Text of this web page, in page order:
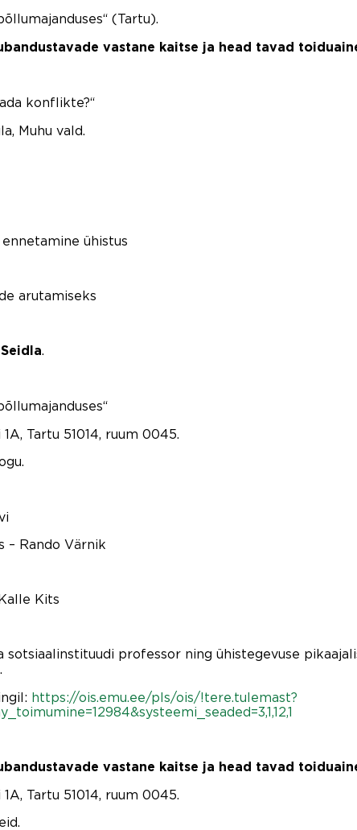
(Tartu).
vastane kaitse ja head tavad
konflikte?“
Muhu vald.
ühistus
arutamiseks
Seidla.
Tartu 51014, ruum 0045.
– Rando Värnik
Kits
sotsiaalinstituudi professor ning ühistegevuse
.
https://ois.emu.ee/pls/ois/!tere.tulemast?
vastane kaitse ja head tavad
Tartu 51014, ruum 0045.